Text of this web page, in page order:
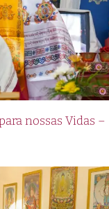
nossas Vidas –